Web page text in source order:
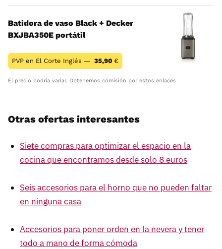
Batidora de vaso Black + Decker
BXJBA350E portátil
PVP en El Corte Inglés — 35,90 €
El precio podría variar. Obtenemos comisión por estos enlaces
Otras ofertas interesantes
Siete compras para optimizar el espacio en la
cocina que encontramos desde solo 8 euros
Seis accesorios para el horno que no pueden faltar
en ninguna casa
Accesorios para poner orden en la nevera y tener
todo a mano de forma cómoda